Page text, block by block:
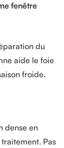
fenêtre
du
aide le foie
froide.
dense en
Pas